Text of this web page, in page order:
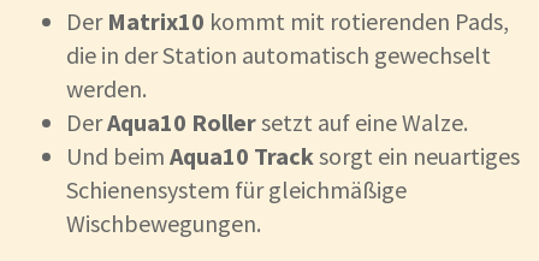
Der Matrix10 kommt mit rotierenden Pads,
die in der Station automatisch gewechselt
werden.
DerAqua10 Rollersetzt auf eine Walze.
Und beim Aqua10 Track sorgt ein neuartiges
Schienensystem für gleichmäßige
Wischbewegungen.